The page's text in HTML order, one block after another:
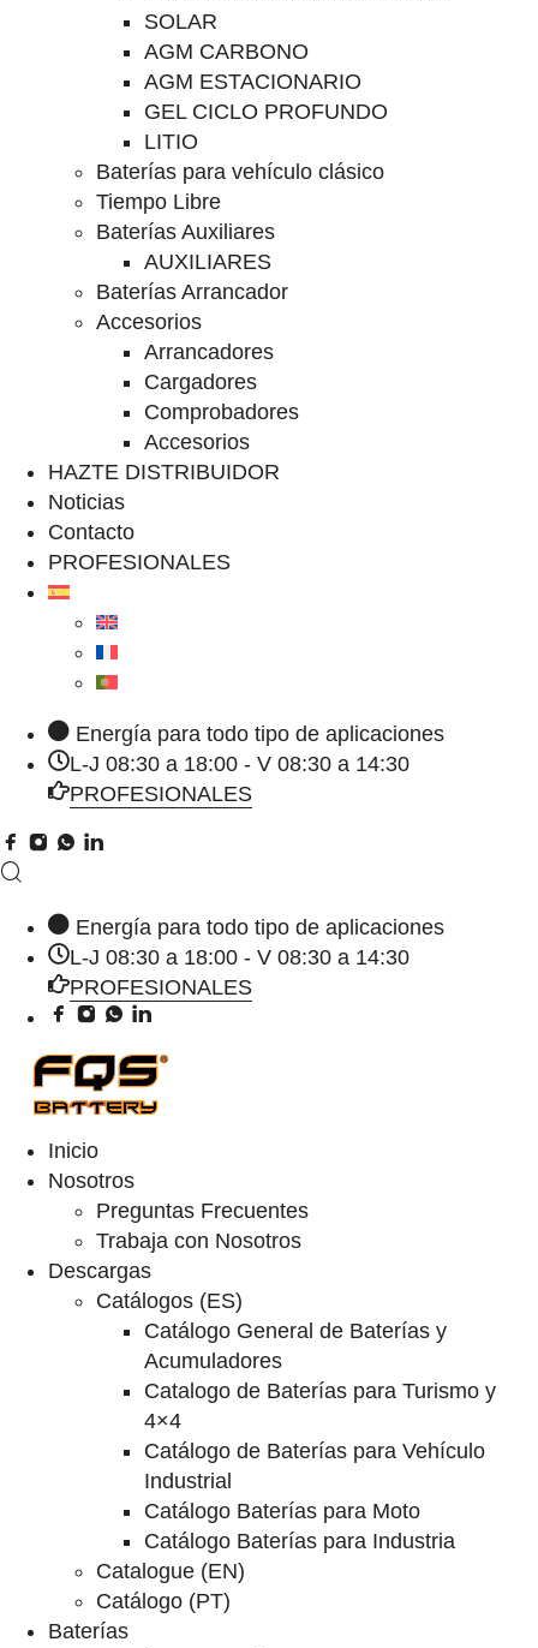
SOLAR
AGM CARBONO
AGM ESTACIONARIO
GEL CICLO PROFUNDO
LITIO
Baterías para vehículo clásico
Tiempo Libre
Baterías Auxiliares
AUXILIARES
Baterías Arrancador
Accesorios
Arrancadores
Cargadores
Comprobadores
Accesorios
HAZTE DISTRIBUIDOR
Noticias
Contacto
PROFESIONALES
Energía para todo tipo de aplicaciones
L-J 08:30 a 18:00 - V 08:30 a 14:30
PROFESIONALES
Energía para todo tipo de aplicaciones
L-J 08:30 a 18:00 - V 08:30 a 14:30
PROFESIONALES
Inicio
Nosotros
Preguntas Frecuentes
Trabaja con Nosotros
Descargas
Catálogos (ES)
Catálogo General de Baterías y
Acumuladores
Catalogo de Baterías para Turismo y
4×4
Catálogo de Baterías para Vehículo
Industrial
Catálogo Baterías para Moto
Catálogo Baterías para Industria
Catalogue (EN)
Catálogo (PT)
Baterías